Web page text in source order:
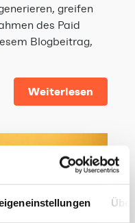
greifen
des Paid
Blogbeitrag,
Weiterlesen